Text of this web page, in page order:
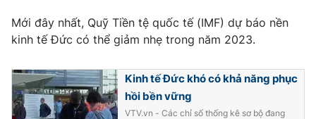
Thị trường
Lịch phát sóng
Chuyên mục khác
Emagazine Podcast
Mới đây nhất, Quỹ Tiền tệ quốc tế (IMF) dự báo nền
kinh tế Đức có thể giảm nhẹ trong năm 2023.
Kinh tế Đức khó có khả năng phục
hồi bền vững
VTV.vn - Các chỉ số thống kê sơ bộ đang